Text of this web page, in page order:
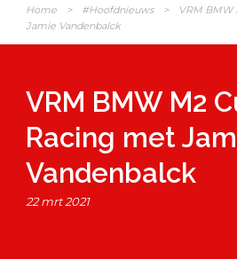
Home > #Hoofdnieuws >
VRM BMW
Jamie Vandenbalck
VRM BMW M2
Racing met
Vandenbalck
22 mrt 2021